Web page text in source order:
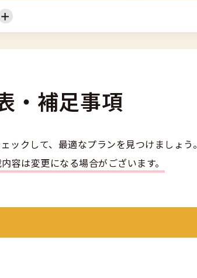
・補足事項
クして、最適なプランを見つけましょう。
容は変更になる場合がございます。